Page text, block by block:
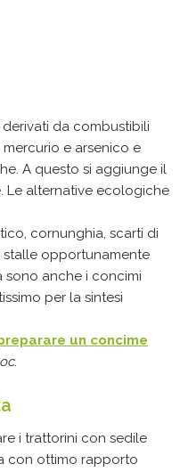
da combustibili
e arsenico e
A questo si aggiunge il
Le alternative ecologiche
cornunghia, scarti di
opportunamente
sono anche i concimi
per la sintesi
un concime
.
i trattorini con sedile
con ottimo rapporto